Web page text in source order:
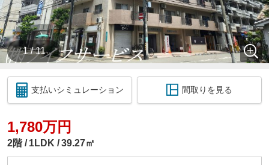
1 / 11
支払いシミュレーション 間取りを見る
1,780万円
2階 1LDK 39.27㎡